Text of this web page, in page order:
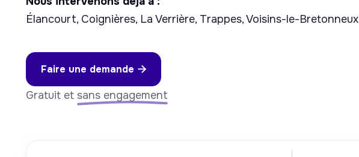
Élancourt, Coignières, La Verrière, Trappes, Voisins-le-Bretonneux
Faire une demande 
Gratuit et sans engagement